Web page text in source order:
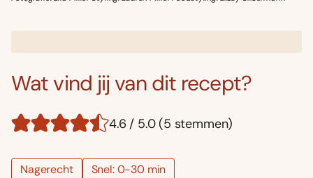
Wat vind jij van dit recept?
4.6 / 5.0 (5 stemmen)
Nagerecht Snel: 0-30 min